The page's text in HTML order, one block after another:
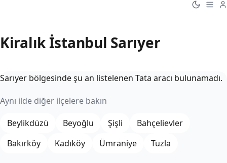
Kiralık İstanbul Sarıyer
Sarıyer bölgesinde şu an listelenen Tata aracı bulunamadı.
Aynı ilde diğer ilçelere bakın
Beylikdüzü
Beyoğlu Şişli
Bahçelievler
Bakırköy
Kadıköy Ümraniye Tuzla